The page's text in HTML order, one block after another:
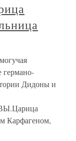
германо-
Дидоны и
Карфагеном,